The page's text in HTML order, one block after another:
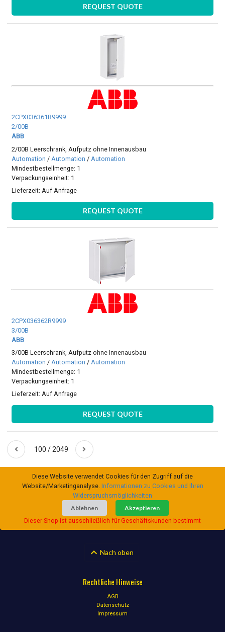
REQUEST QUOTE
2CPX036361R9999
2/00B
ABB
2/00B Leerschrank, Aufputz ohne Innenausbau
Automation / Automation / Automation
Mindestbestellmenge: 1
Verpackungseinheit: 1
Lieferzeit:Auf Anfrage
REQUEST QUOTE
2CPX036362R9999
3/00B
ABB
3/00B Leerschrank, Aufputz ohne Innenausbau
Automation /Automation /Automation
Mindestbestellmenge: 1
Verpackungseinheit: 1
Lieferzeit:Auf Anfrage
REQUEST QUOTE
100 / 2049
Diese Website verwendet Cookies für den Zugriff auf die
Website/Marketinganalyse. Informationen zu Cookies und Ihren
Widerspruchsmöglichkeiten
Ablehnen
Akzeptieren
Dieser Shop ist ausschließlich für Geschäftskunden bestimmt
Nach oben
Rechtliche Hinweise
AGB
Datenschutz
Impressum